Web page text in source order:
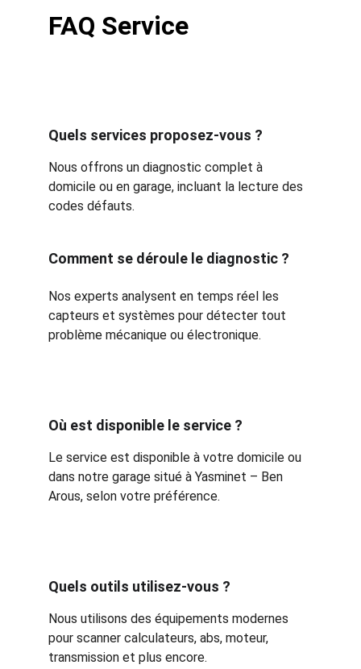
FAQ Service
Quels services proposez-vous ?
Nous offrons un diagnostic complet à
domicile ou en garage, incluant la lecture des
codes défauts.
Comment se déroule le diagnostic ?
Nos experts analysent en temps réel les
capteurs et systèmes pour détecter tout
problème mécanique ou électronique.
Où est disponible le service ?
Le service est disponible à votre domicile ou
dans notre garage situé à Yasminet – Ben
Arous, selon votre préférence.
Quels outils utilisez-vous ?
Nous utilisons des équipements modernes
pour scanner calculateurs, abs, moteur,
transmission et plus encore.